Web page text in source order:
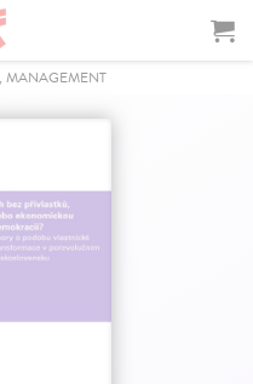
MANAGEMENT